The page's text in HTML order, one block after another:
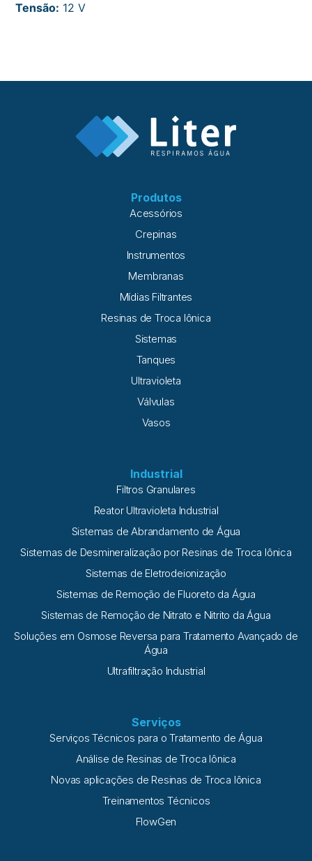
Tensão: 12 V
Produtos
Acessórios
Crepinas
Instrumentos
Membranas
Mídias Filtrantes
Resinas de Troca Iônica
Sistemas
Tanques
Ultravioleta
Válvulas
Vasos
Industrial
Filtros Granulares
Reator Ultravioleta Industrial
Sistemas de Abrandamento de Água
Sistemas de Desmineralização por Resinas de Troca Iônica
Sistemas de Eletrodeionização
Sistemas de Remoção de Fluoreto da Água
Sistemas de Remoção de Nitrato e Nitrito da Água
Soluções em Osmose Reversa para Tratamento Avançado de
Água
Ultrafiltração Industrial
Serviços
Serviços Técnicos para o Tratamento de Água
Análise de Resinas de Troca Iônica
Novas aplicações de Resinas de Troca Iônica
Treinamentos Técnicos
FlowGen